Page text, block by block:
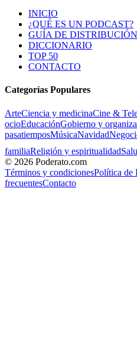
INICIO
¿QUÉ ES UN PODCAST?
GUÍA DE DISTRIBUCIÓN
DICCIONARIO
TOP 50
CONTACTO
Categorías Populares
ArteCiencia y medicinaCine &
ocioEducaciónGobierno y
pasatiemposMúsicaNavidad
familiaReligión y espiritualidad
© 2026 Poderato.com
Términos y condicionesPolítica de
frecuentesContacto